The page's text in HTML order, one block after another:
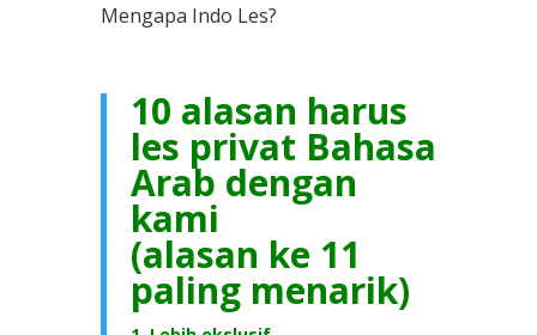
Mengapa Indo Les?
10 alasan harus
les privat Bahasa
Arab dengan
kami
(alasan ke 11
paling menarik)